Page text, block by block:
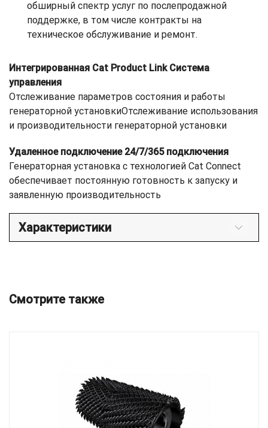
обширный спектр услуг по послепродажной
поддержке, в том числе контракты на
техническое обслуживание и ремонт.
Интегрированная Cat Product Link Система
управления
Отслеживание параметров состояния и работы
генераторной установкиОтслеживание использования
и производительности генераторной установки
Удаленное подключение 24/7/365 подключения
Генераторная установка с технологией Cat Connect
обеспечивает постоянную готовность к запуску и
заявленную производительность
Характеристики
Смотрите также